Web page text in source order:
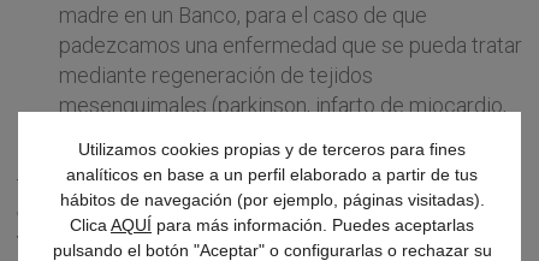
madre en un Banco, para el caso de que
padezcamos una enfermedad que se pueda tratar
mediante regeneración de tejidos
mesenquimales (parkinson, infarto de miocardio,
También podemos utilizar esta grasa pararejuvenecer,
colocándola en pómulos, reborde mandibular… para recrear
volúmenes óseos que se pierden con la edad.
Utilizamos cookies propias y de terceros para fines
analíticos en base a un perfil elaborado a partir de tus
hábitos de navegación (por ejemplo, páginas visitadas).
Clica AQUÍ para más información. Puedes aceptarlas
pulsando el botón "Aceptar" o configurarlas o rechazar su